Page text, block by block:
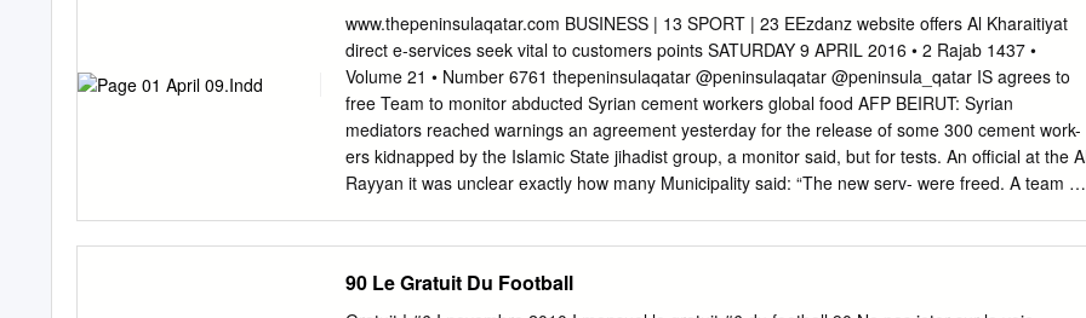
press kit includes information relating to this UEFA Europa League match. For more detailed
factual information, and in-depth competition statistics, please refer to the matchweek press kit,
which can be downloaded at: http://www.uefa.com/uefa/mediaservices/presskits/index.html Paris
Saint-Germain FC - Borussia Dortmund
www.thepeninsulaqatar.com BUSINESS | 13 SPORT | 23 EEzdanz website offers Al Kharaitiyat
direct e-services seek vital to customers points SATURDAY 9 APRIL 2016 • 2 Rajab 1437 •
Volume 21 • Number 6761 thepeninsulaqatar @peninsulaqatar @peninsula_qatar IS agrees to
free Team to monitor abducted Syrian cement workers global food AFP BEIRUT: Syrian
mediators reached warnings an agreement yesterday for the release of some 300 cement work-
ers kidnapped by the Islamic State jihadist group, a monitor said, but for tests. An official at the
Rayyan it was unclear exactly how many Municipality said: “The new serv- were freed. A team at
50km east of Damascus. contact supermarkets if “We have the contact numbers Local figures
90 Le Gratuit Du Football